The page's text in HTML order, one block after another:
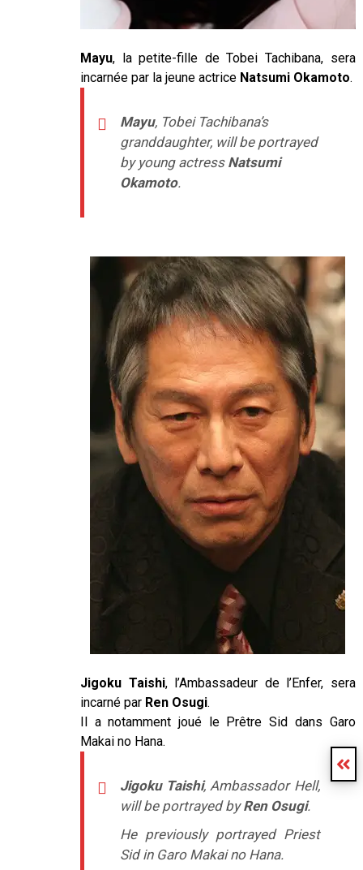
Mayu, la petite-fille de Tobei Tachibana, sera
incarnée par la jeune actrice Natsumi Okamoto.
Mayu, Tobei Tachibana’s
granddaughter, will be portrayed
by young actress Natsumi
Okamoto.
Jigoku Taishi, l’Ambassadeur de l’Enfer, sera
incarné par Ren Osugi.
Il a notamment joué le Prêtre Sid dans Garo
Makai no Hana.
Jigoku Taishi, Ambassador Hell,
will be portrayed byRen Osugi.
He previously portrayed Priest
Sid in Garo Makai no Hana.